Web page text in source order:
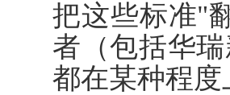
把这些标准"
者（包括华
都在某种程